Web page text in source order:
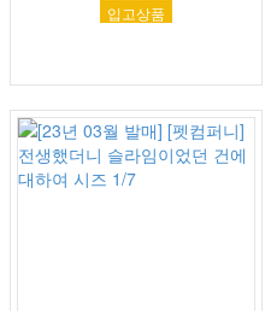
입고상품